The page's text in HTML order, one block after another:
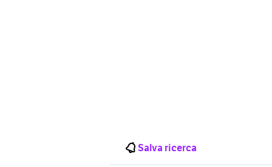
Salva ricerca